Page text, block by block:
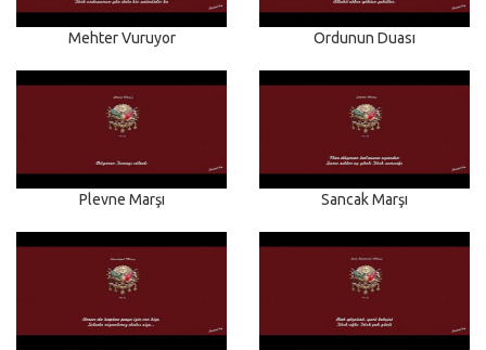
Mehter Vuruyor Ordunun Duası
Plevne Marşı Sancak Marşı